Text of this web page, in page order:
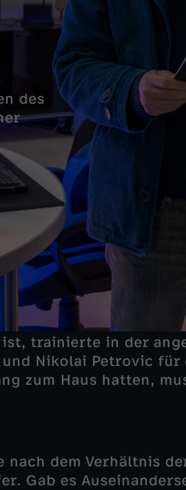
des
trainierte in der
Nikolai Petrovic für
zum Haus hatten,
dem Verhältnis
Gab es